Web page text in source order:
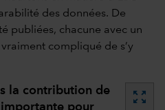
des données. De
publiées, chacune avec un
compliqué de s’y
la contribution de
importante pour
zoom_out_map